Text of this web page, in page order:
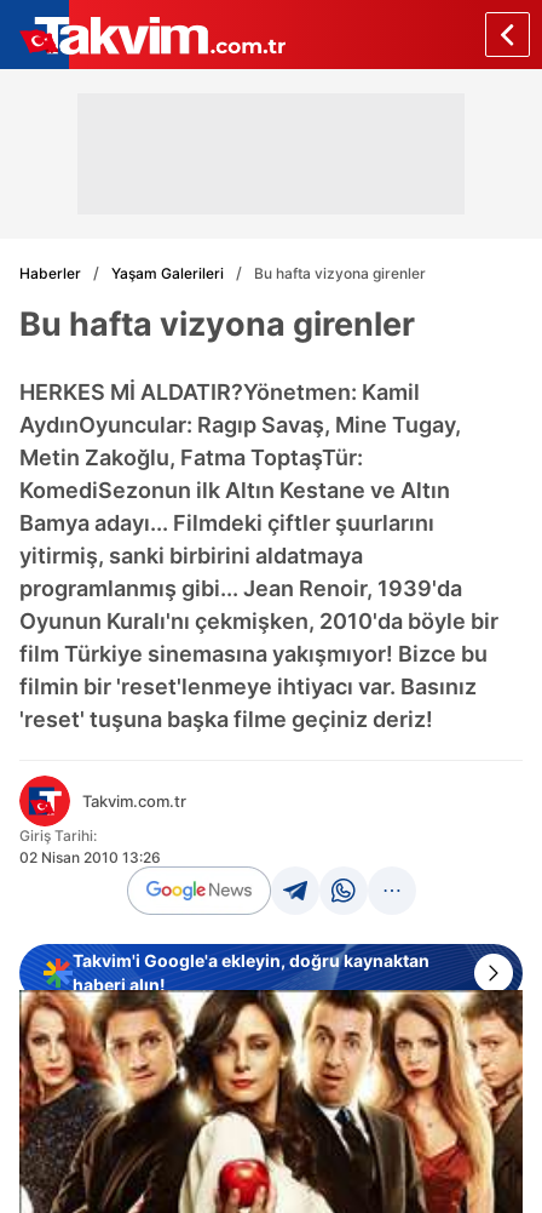
Haberler Yaşam Galerileri Bu hafta vizyona girenler
Bu hafta vizyona girenler
HERKES Mİ ALDATIR?Yönetmen: Kamil
AydınOyuncular: Ragıp Savaş, Mine Tugay,
Metin Zakoğlu, Fatma ToptaşTür:
KomediSezonun ilk Altın Kestane ve Altın
Bamya adayı... Filmdeki çiftler şuurlarını
yitirmiş, sanki birbirini aldatmaya
programlanmış gibi... Jean Renoir, 1939'da
Oyunun Kuralı'nı çekmişken, 2010'da böyle bir
film Türkiye sinemasına yakışmıyor! Bizce bu
filmin bir 'reset'lenmeye ihtiyacı var. Basınız
'reset' tuşuna başka filme geçiniz deriz!
Takvim.com.tr
Giriş Tarihi:
02 Nisan 2010 13:26
Takvim'i Google'a ekleyin, doğru kaynaktan
haberi alın!